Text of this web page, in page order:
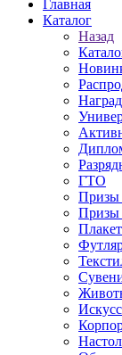
Главная
Каталог
Назад
ГТО
Призы
Призы